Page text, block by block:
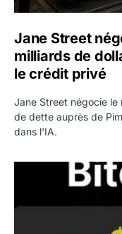
Jane Street
milliards de
le crédit privé
Jane Street négocie le
de dette auprès de
dans l'IA.
Bitcoin stagne à